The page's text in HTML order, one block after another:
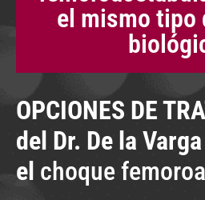
el mismo tipo
OPCIONES DE
del Dr. De la
el choque